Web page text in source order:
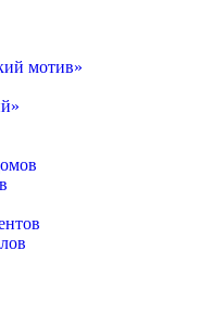
мотив»